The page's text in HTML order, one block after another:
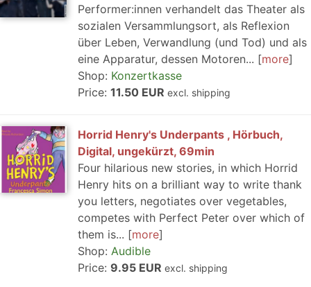
Performer:innen verhandelt das Theater als
sozialen Versammlungsort, als Reflexion
über Leben, Verwandlung (und Tod) und als
eine Apparatur, dessen Motoren...
more
Shop: Konzertkasse
Price: 11.50 EUR excl. shipping
Horrid Henry's Underpants , Hörbuch,
Digital, ungekürzt, 69min
Four hilarious new stories, in which Horrid
Henry hits on a brilliant way to write thank
you letters, negotiates over vegetables,
competes with Perfect Peter over which of
them is...
more
Shop: Audible
Price: 9.95 EUR excl. shipping